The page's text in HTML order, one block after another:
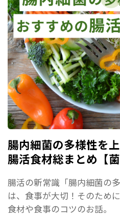
腸内細菌の多様性を
腸活食材総まとめ【
腸活の新常識「腸内細菌の
は、食事が大切！そのため
食材や食事のコツのお話。